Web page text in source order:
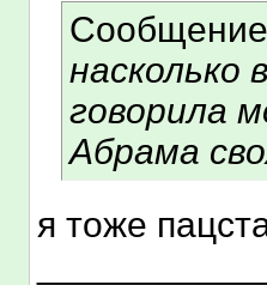
насколько
говорила
Абрама
я тоже